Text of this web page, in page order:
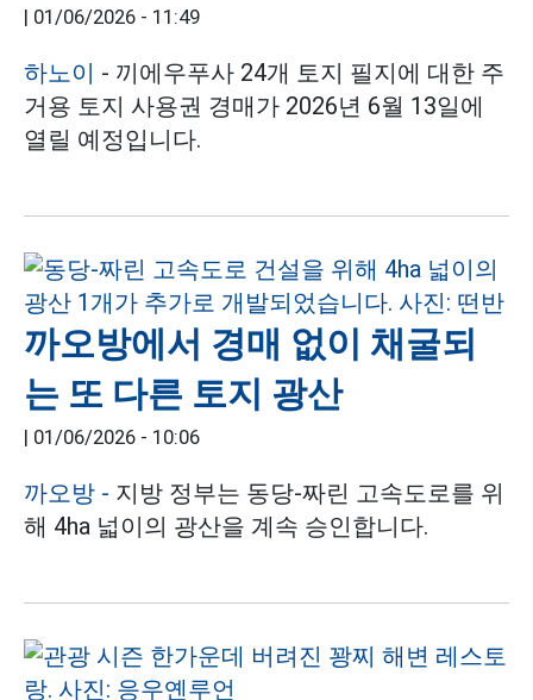
| 01/06/2026 - 11:49
하노이 - 끼에우푸사 24개 토지 필지에 대한 주
거용 토지 사용권 경매가 2026년 6월 13일에
열릴 예정입니다.
까오방에서 경매 없이 채굴되
는 또 다른 토지 광산
| 01/06/2026 - 10:06
까오방 - 지방 정부는 동당-짜린 고속도로를 위
해 4ha 넓이의 광산을 계속 승인합니다.